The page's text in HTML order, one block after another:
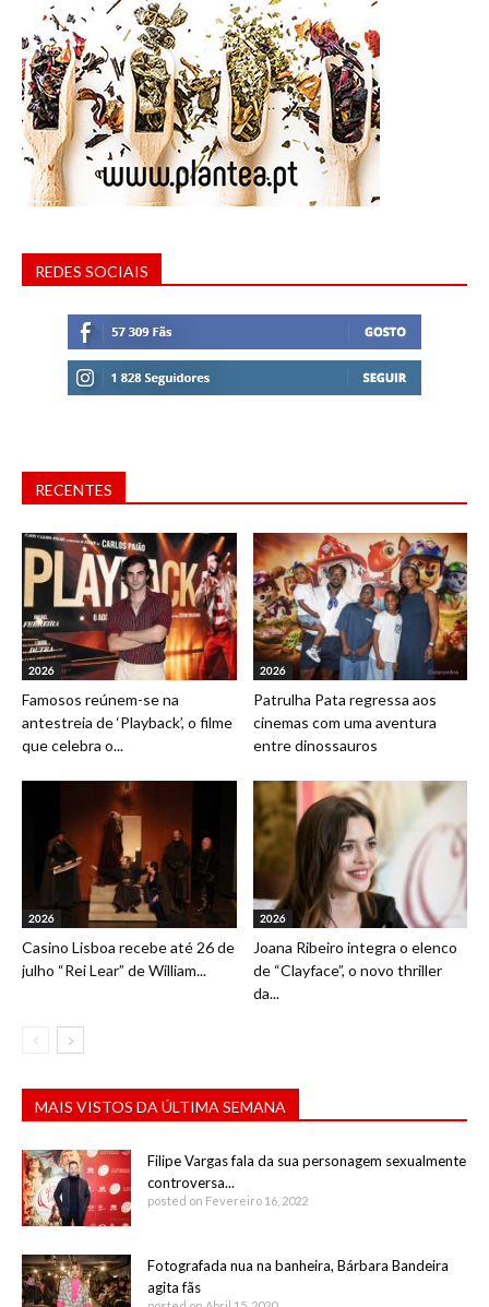
REDES SOCIAIS
RECENTES
2026
Famosos reúnem-se na
antestreia de ‘Playback’, o filme
que celebra o...
2026
Patrulha Pata regressa aos
cinemas com uma aventura
entre dinossauros
2026
Casino Lisboa recebe até 26 de
julho “Rei Lear” de William...
2026
Joana Ribeiro integra o elenco
de “Clayface”, o novo thriller
da...
MAIS VISTOS DA ÚLTIMA SEMANA
Filipe Vargas fala da sua personagem sexualmente
controversa...
posted on Fevereiro 16, 2022
Fotografada nua na banheira, Bárbara Bandeira
agita fãs